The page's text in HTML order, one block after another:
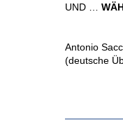
UND …
Antonio
(deutsche